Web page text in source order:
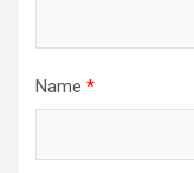
Name *